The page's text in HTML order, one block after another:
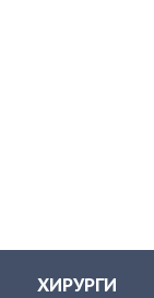
ХИРУРГИ